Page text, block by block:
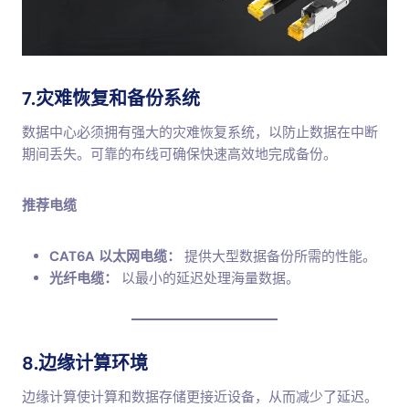
7.灾难恢复和备份系统
数据中心必须拥有强大的灾难恢复系统，以防止数据在中断
期间丢失。可靠的布线可确保快速高效地完成备份。
推荐电缆
CAT6A 以太网电缆：
提供大型数据备份所需的性能。
光纤电缆：
以最小的延迟处理海量数据。
8.边缘计算环境
边缘计算使计算和数据存储更接近设备，从而减少了延迟。